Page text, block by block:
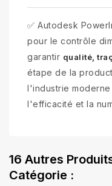
✅ Autodesk
pour le contrôle
garantir qualité,
étape de la
l'industrie
l'efficacité et la
16 Autres
Catégorie :